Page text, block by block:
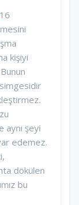
kişiyi
simgesidir
aynı şeyi
edemez.
dökülen
bu